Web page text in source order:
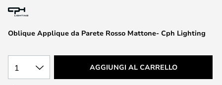
immagini
Oblique Applique da Parete Rosso Mattone- Cph Lighting
1 AGGIUNGI AL CARRELLO